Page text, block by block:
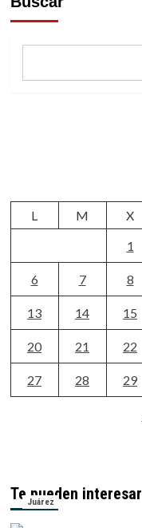
L
M X
1
6 7 8
13 14 15
20 21 22
27 28 29
Te pueden interesar
Juárez